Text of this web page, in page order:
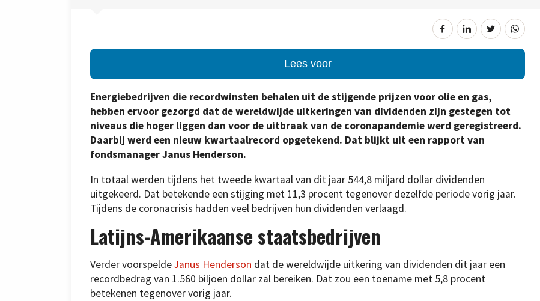
Lees voor
Energiebedrijven die recordwinsten behalen uit de stijgende prijzen voor olie en gas,
hebben ervoor gezorgd dat de wereldwijde uitkeringen van dividenden zijn gestegen tot
niveaus die hoger liggen dan voor de uitbraak van de coronapandemie werd geregistreerd.
Daarbij werd een nieuw kwartaalrecord opgetekend. Dat blijkt uit een rapport van
fondsmanager Janus Henderson.
In totaal werden tijdens het tweede kwartaal van dit jaar 544,8 miljard dollar dividenden
uitgekeerd. Dat betekende een stijging met 11,3 procent tegenover dezelfde periode vorig jaar.
Tijdens de coronacrisis hadden veel bedrijven hun dividenden verlaagd.
Latijns-Amerikaanse staatsbedrijven
Verder voorspeldeJanus Henderson dat de wereldwijde uitkering van dividenden dit jaar een
recordbedrag van 1.560 biljoen dollar zal bereiken. Dat zou een toename met 5,8 procent
betekenen tegenover vorig jaar.